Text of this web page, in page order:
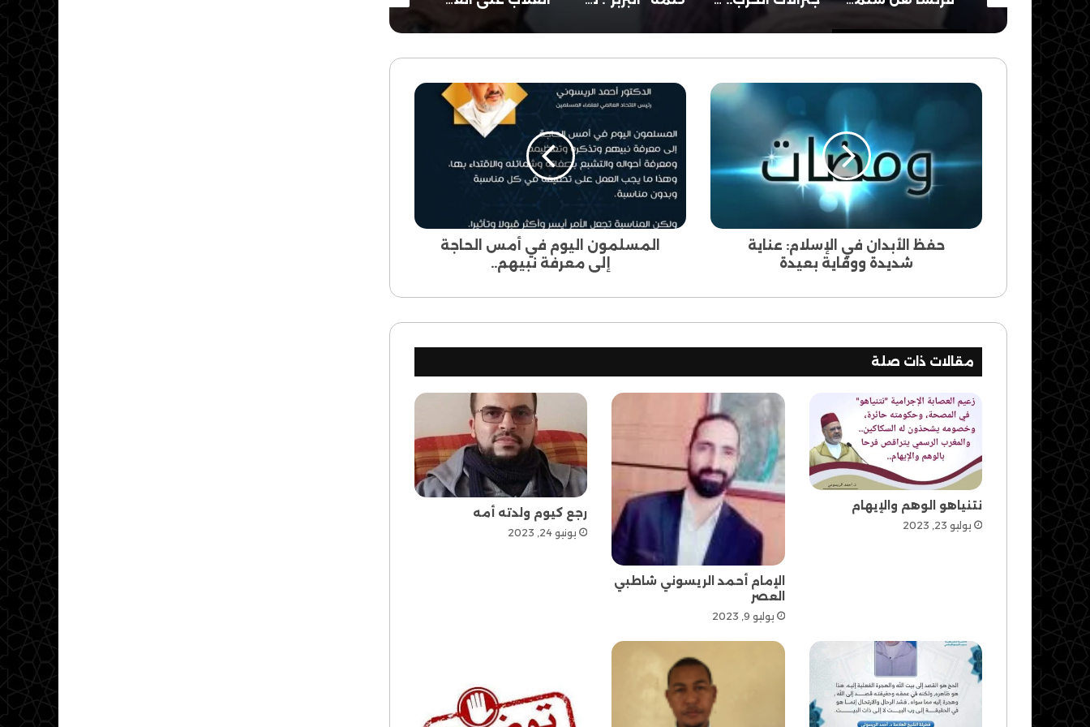
حفظ
عناية
شديدة
حفظ الأبدان في الإسلام: عناية
شديدة ووقاية بعيدة
المسلمون
أمس
الحاجة
إلى
معرفة
المسلمون اليوم في أمس الحاجة
إلى معرفة نبيهم..
مقالات ذات صلة
نتنياهو الوهم والإيهام
يوليو 23, 2023
الإمام أحمد الريسوني شاطبي
العصر
يوليو 9, 2023
رجع كيوم ولدته أمه
يونيو 24, 2023